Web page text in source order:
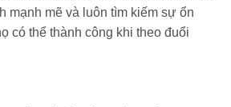
mạnh mẽ và luôn tìm kiếm sự ổn
có thể thành công khi theo đuổi